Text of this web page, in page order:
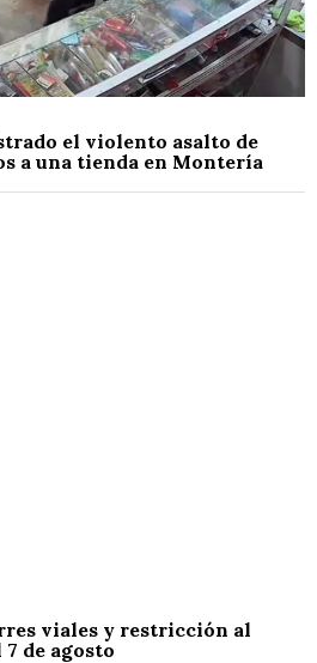
el violento asalto de
a una tienda en Montería
viales y restricción al
de agosto